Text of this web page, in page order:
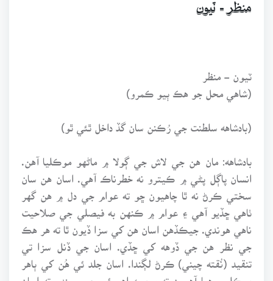
منظر - ٽيون
ٽيون - منظر
(شاهي محل جو هڪ ٻيو ڪمرو)
(بادشاهه سلطنت جي رُڪنن سان گڏ داخل ٿئي ٿو)
بادشاهه: مان هن جي لاش جي ڳولا ۾ ماڻهو موڪليا آهن.
انسان پاڳل پڻي ۾ ڪيترو نه خطرناڪ آهي. اسان هن سان
سختي ڪرڻ نه ٿا چاهيون ڇو ته عوام جي دل ۾ هن گهر
ٺاهي ڇڏيو آهي ۽ عوام ۾ ڪنهن به فيصلي جي صلاحيت
ناهي هوندي. جيڪڏهن اسان هن کي سزا ڏيون ٿا ته هر هڪ
جي نظر هن جي ڏوهه کي ڇڏي. اسان جي ڏنل سزا تي
تنقيد (نُقته چيني) ڪرڻ لڳندا. اسان جلد ئي هُن کي ٻاهر
موڪلي رهيا آهيون ته پوءِ به اهو ئي چيو ويندو ته اسان